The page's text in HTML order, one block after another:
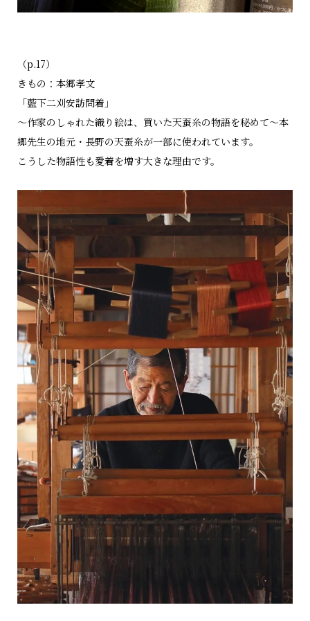
（p.17）
きもの：本郷孝文
「藍下二刈安訪問着」
～作家のしゃれた織り絵は、買いた天蚕糸の物語を秘めて〜本
郷先生の地元・長野の天蚕糸が一部に使われています。
こうした物語性も愛着を増す大きな理由です。